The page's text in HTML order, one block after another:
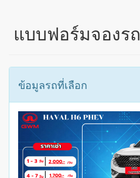
แบบฟอร์มจองรถ
ข้อมูลรถที่เลือก